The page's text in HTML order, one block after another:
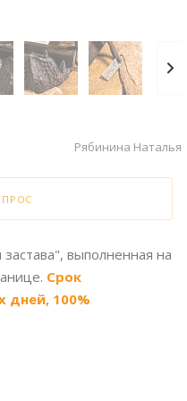
Рябинина Наталья
выполненная на
Срок
дней, 100%